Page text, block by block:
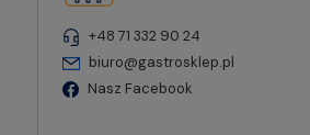
+48 71 332 90 24
biuro@gastrosklep.pl
Nasz Facebook